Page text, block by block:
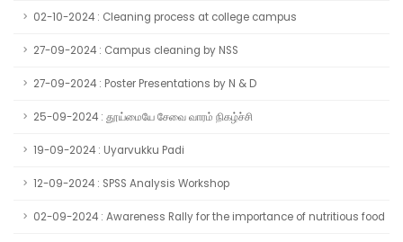
02-10-2024 : Cleaning process at college campus
27-09-2024 : Campus cleaning by NSS
27-09-2024 : Poster Presentations by N & D
25-09-2024 : தூய்மையே சேவை வாரம் நிகழ்ச்சி
19-09-2024 : Uyarvukku Padi
12-09-2024 : SPSS Analysis Workshop
02-09-2024 : Awareness Rally for the importance of nutritious food